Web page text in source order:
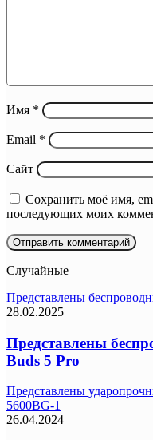
Имя *
Email *
Сайт
Сохранить моё имя,
последующих моих
Случайные
Представлены
28.02.2025
Представлены
Buds 5 Pro
Представлены
5600BG-1
26.04.2024